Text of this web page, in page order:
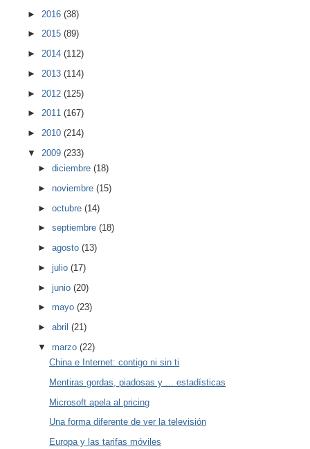
► 2016 (38)
► 2015 (89)
► 2014 (112)
► 2013 (114)
► 2012 (125)
► 2011 (167)
► 2010 (214)
▼ 2009 (233)
►diciembre(18)
►noviembre(15)
►octubre(14)
►septiembre(18)
►agosto(13)
►julio(17)
►junio(20)
►mayo(23)
►abril(21)
▼marzo(22)
China e Internet: contigo ni sin ti
Mentiras gordas, piadosas y ... estadísticas
Microsoft apela al pricing
Una forma diferente de ver la televisión
Europa y las tarifas móviles